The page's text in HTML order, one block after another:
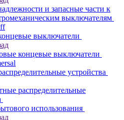
и запасные части к
выключателям
выключатели
концевые выключатели
устройства
распределительные
использования